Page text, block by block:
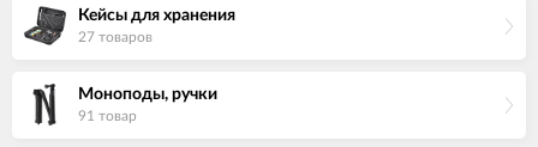
Кейсы для хранения
27 товаров
Моноподы, ручки
91 товар